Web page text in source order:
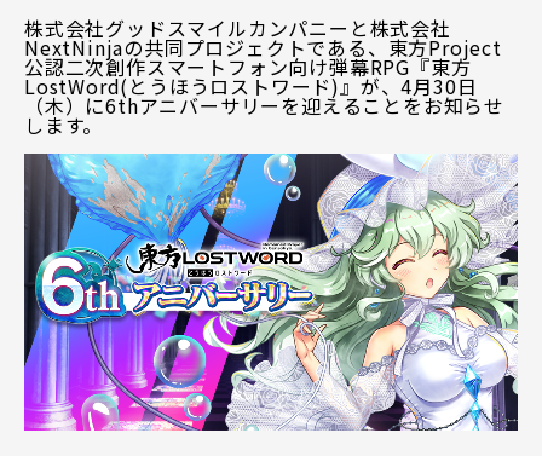
株式会社グッドスマイルカンパニーと株式会社
NextNinjaの共同プロジェクトである、東方Project
公認二次創作スマートフォン向け弾幕RPG『東方
LostWord(とうほうロストワード)』が、4月30日
（木）に6thアニバーサリーを迎えることをお知らせ
します。